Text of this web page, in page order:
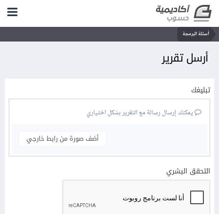
أسئلة البرمجة
أرسل تقرير
تبليغك
يمكنك إرسال رسالة مع التقرير بشكل اختياري
أضف صورة من رابط خارجي
التحقق البشري